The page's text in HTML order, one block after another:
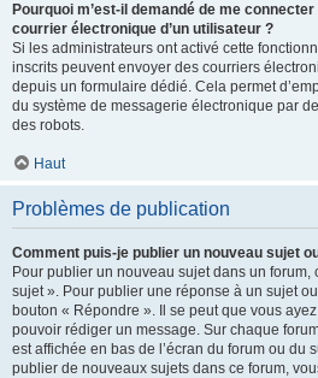
Pourquoi m’est-il demandé de me
courrier électronique d’un utilisateur ?
Si les administrateurs ont activé cette
inscrits peuvent envoyer des courriers
depuis un formulaire dédié. Cela permet
du système de messagerie électronique par
des robots.
Haut
Problèmes de publication
Comment puis-je publier un nouveau sujet
Pour publier un nouveau sujet dans un
sujet ». Pour publier une réponse à un sujet
bouton « Répondre ». Il se peut que vous
pouvoir rédiger un message. Sur chaque
est affichée en bas de l’écran du forum ou du
publier de nouveaux sujets dans ce forum,